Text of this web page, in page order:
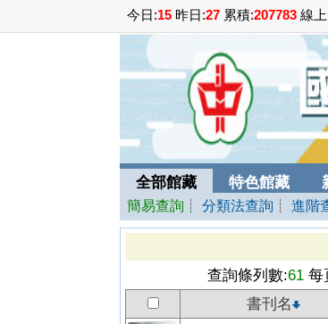
今日:15 昨日:27 累積:207783 線
全部館藏 特色館藏
簡易查詢 ┊分類法查詢 ┊進階
查詢條列數:61每
書刊名